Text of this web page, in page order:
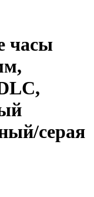
часы
серая